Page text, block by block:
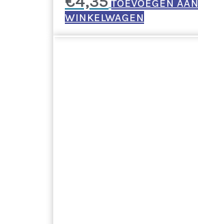
TOEVOEGEN AAN
WINKELWAGEN